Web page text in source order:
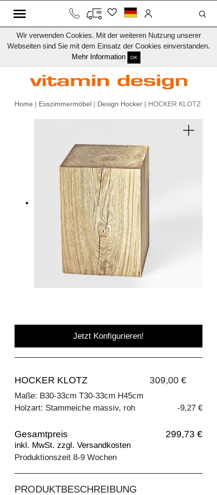
Wir verwenden Cookies. Mit der weiteren Nutzung unserer
Webseiten sind Sie mit dem Einsatz der Cookies einverstanden.
Mehr Information
OK
Home | Esszimmermöbel | Design Hocker | HOCKER KLOTZ
Jetzt Konfigurieren!
HOCKER KLOTZ 309,00 €
Maße: B30-33cm T30-33cm H45cm
Holzart: Stammeiche massiv, roh
-9,27 €
Gesamtpreis 299,73 €
inkl. MwSt. zzgl. Versandkosten
Produktionszeit 8-9 Wochen
PRODUKTBESCHREIBUNG